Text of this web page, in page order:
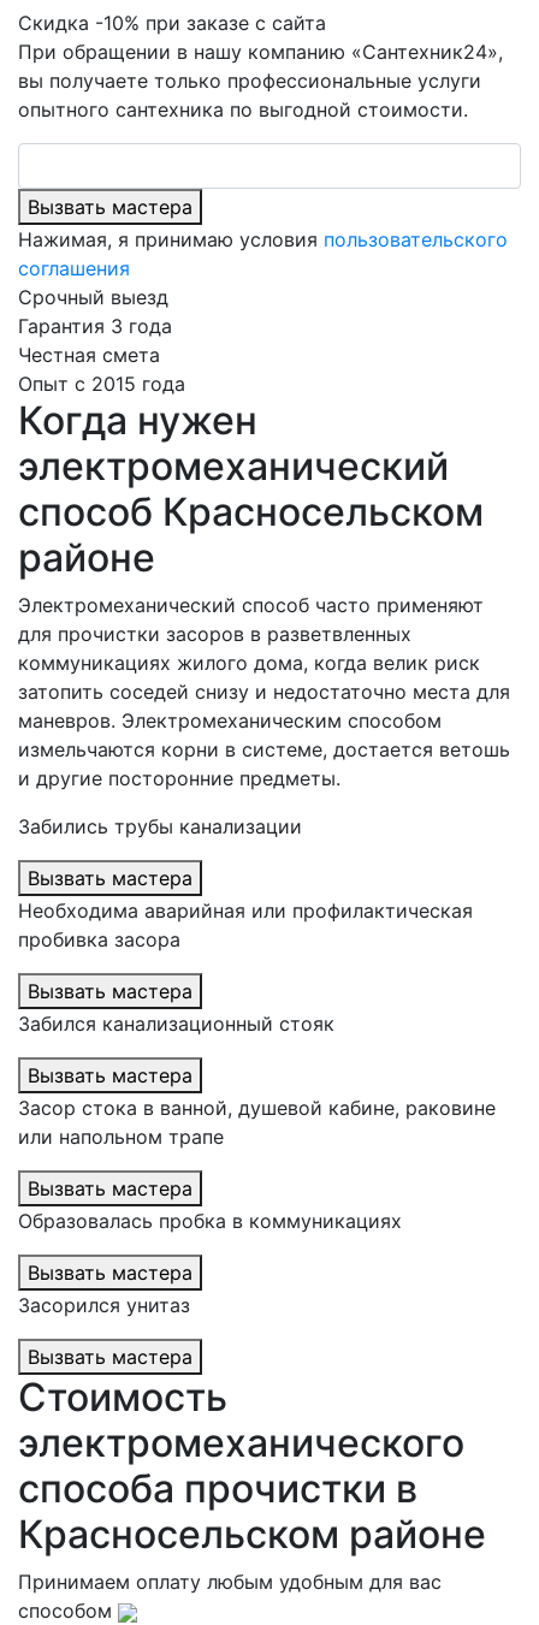
Скидка -10% при заказе с сайта
При обращении в нашу компанию «Сантехник24»,
вы получаете только профессиональные услуги
опытного сантехника по выгодной стоимости.
Вызвать мастера
Нажимая, я принимаю условия пользовательского
соглашения
Срочный выезд
Гарантия 3 года
Честная смета
Опыт с 2015 года
Когда нужен
электромеханический
способ Красносельском
районе
Электромеханический способ часто применяют
для прочистки засоров в разветвленных
коммуникациях жилого дома, когда велик риск
затопить соседей снизу и недостаточно места для
маневров. Электромеханическим способом
измельчаются корни в системе, достается ветошь
и другие посторонние предметы.
Забились трубы канализации
Вызвать мастера
Необходима аварийная или профилактическая
пробивка засора
Вызвать мастера
Забился канализационный стояк
Вызвать мастера
Засор стока в ванной, душевой кабине, раковине
или напольном трапе
Вызвать мастера
Образовалась пробка в коммуникациях
Вызвать мастера
Засорился унитаз
Вызвать мастера
Стоимость
электромеханического
способа прочистки в
Красносельском районе
Принимаем оплату любым удобным для вас
способом